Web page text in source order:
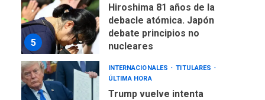
5
Hiroshima 81 años de la
debacle atómica. Japón
debate principios no
nucleares
INTERNACIONALES
TITULARES
ÚLTIMA HORA
Trump vuelve intenta